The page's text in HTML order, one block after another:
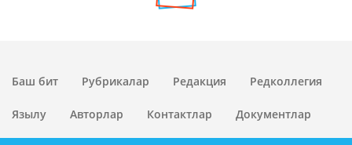
Баш бит Рубрикалар Редакция Редколлегия
Язылу Авторлар Контактлар Документлар